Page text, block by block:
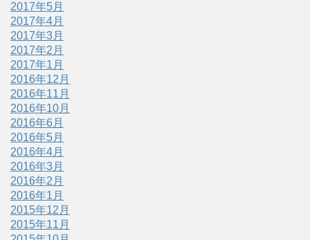
2017年5月
2017年4月
2017年3月
2017年2月
2017年1月
2016年12月
2016年11月
2016年10月
2016年6月
2016年5月
2016年4月
2016年3月
2016年2月
2016年1月
2015年12月
2015年11月